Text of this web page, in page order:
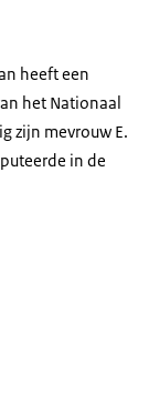
heeft een
het Nationaal
zijn mevrouw E.
in de